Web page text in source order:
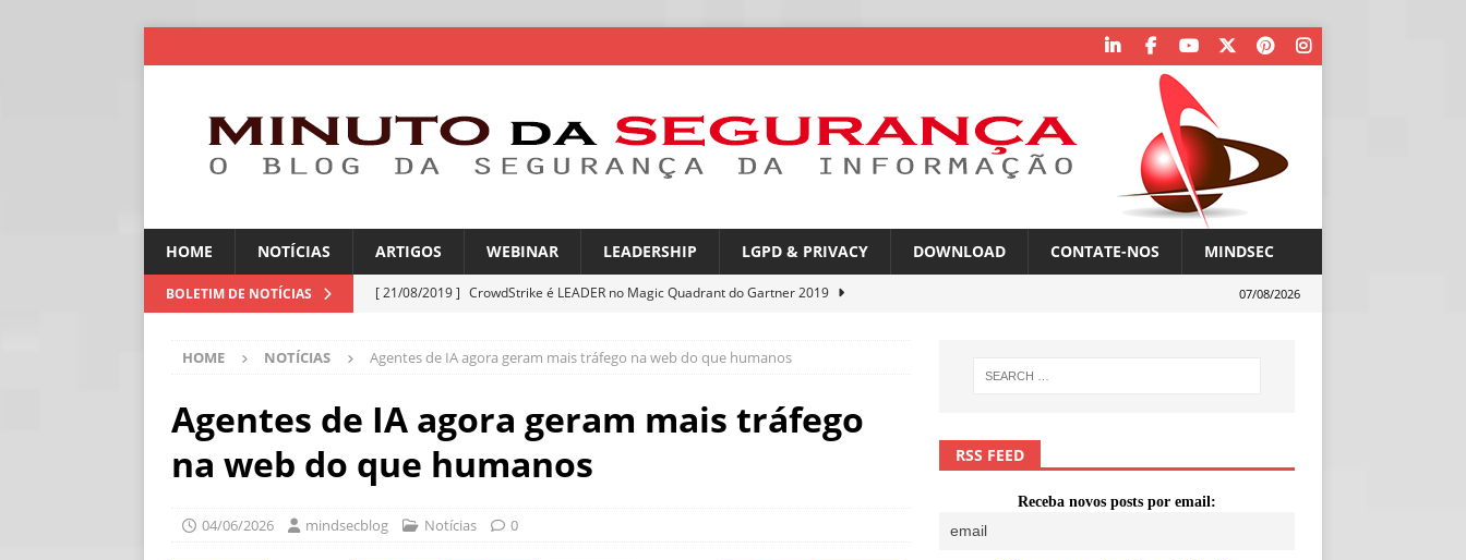
HOME NOTÍCIAS ARTIGOS WEBINAR LEADERSHIP LGPD & PRIVACY DOWNLOAD CONTATE-NOS MINDSEC
BOLETIM DE NOTÍCIAS [ 21/08/2019 ] CrowdStrike é LEADER no Magic Quadrant do Gartner 2019
[ 06/08/2026 ] América Latina é a segunda região mais exposta a ciberameaças
industriais
[ 06/08/2026 ]
IA amplia desafio de segurança e governança nas redes corporativas
NOTÍCIAS
[ 06/08/2026 ]
07/08/2026
HOME NOTÍCIAS Agentes de IA agora geram mais tráfego na web do que humanos
Agentes de IA agora geram mais tráfego
na web do que humanos
04/06/2026 mindsecblog Notícias 0
RSS FEED
Receba novos posts por email: